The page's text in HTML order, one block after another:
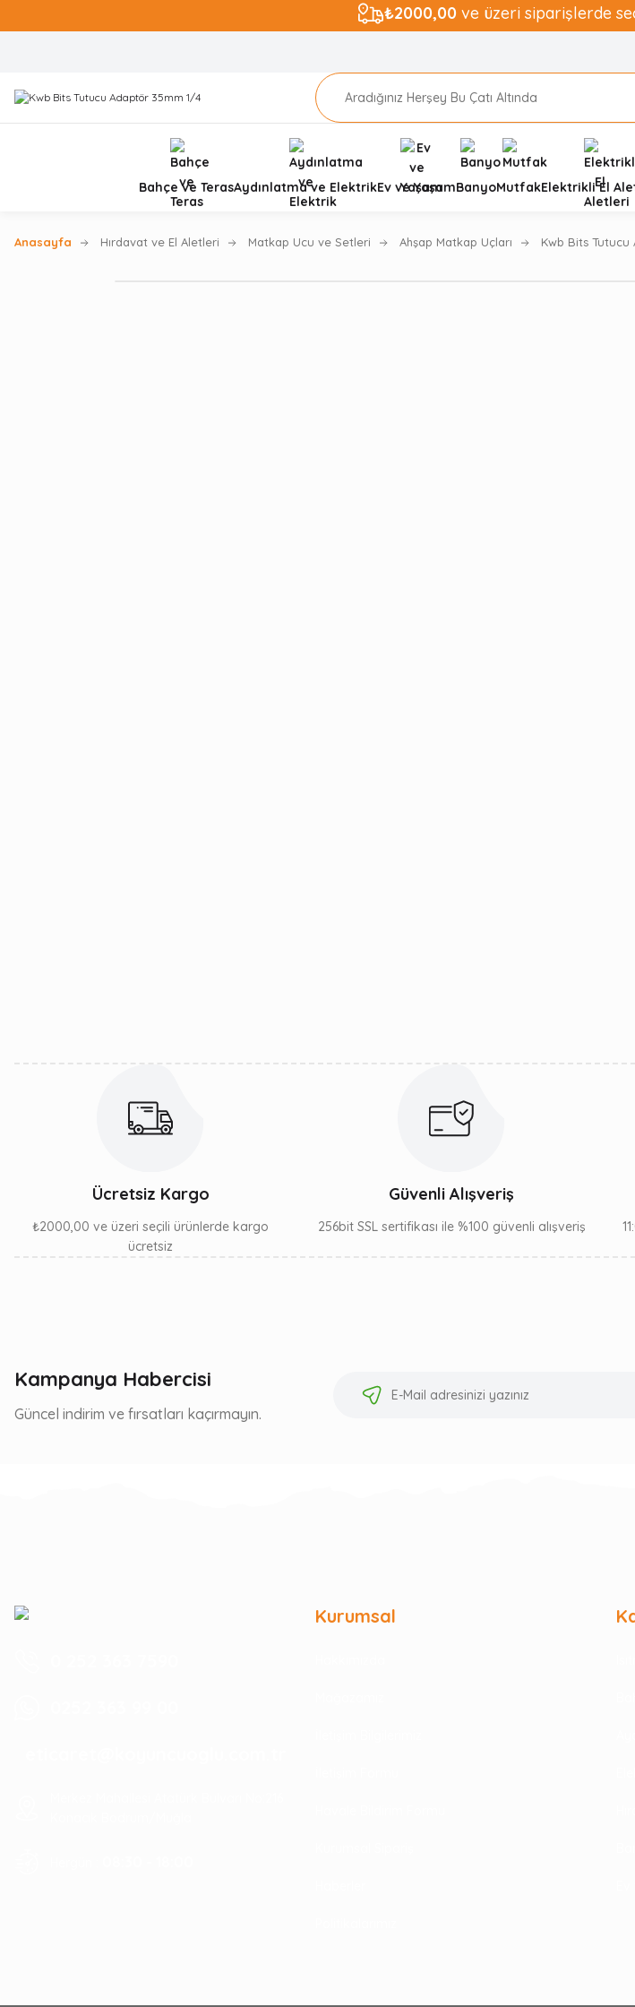
₺2000,00ve üzeri siparişlerde
Bahçe ve TerasAydınlatma ve ElektrikEv ve YaşamBanyoMutfakElektrikli El
Anasayfa Hırdavat ve El Aletleri Matkap Ucu ve Setleri Ahşap Matkap Uçları Kwb Bits
Ücretsiz Kargo
₺2000,00 ve üzeri seçili ürünlerde kargo
ücretsiz
Güvenli Alışveriş
256bit SSL sertifikası ile %100 güvenli alışveriş
Kampanya Habercisi
Güncel indirim ve fırsatları kaçırmayın.
Kurumsal